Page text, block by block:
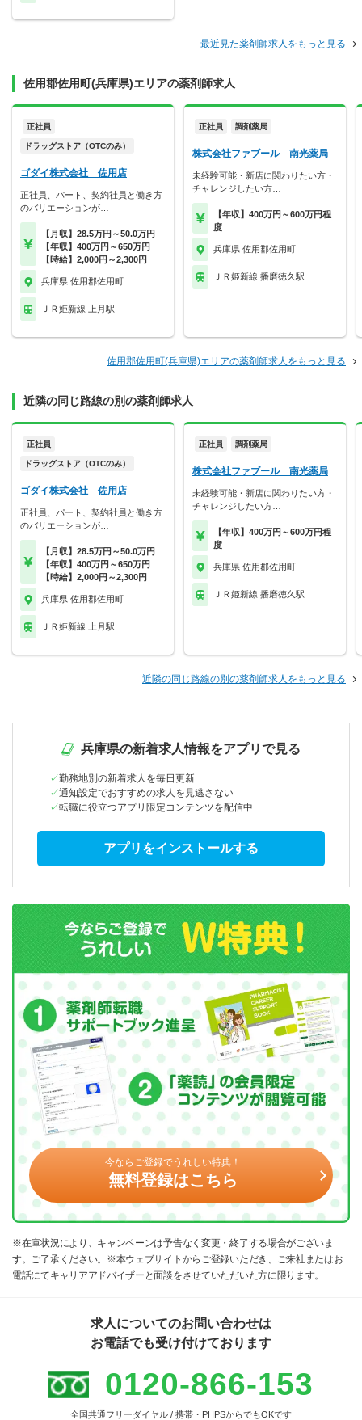
最近見た薬剤師求人をもっと見る
佐用郡佐用町(兵庫県)エリアの薬剤師求人
正社員
ドラッグストア（OTCのみ）
ゴダイ株式会社 佐用店
正社員、パート、契約社員と働き方
のバリエーションが…
【月収】28.5万円～50.0万円
【年収】400万円～650万円
【時給】2,000円～2,300円
兵庫県 佐用郡佐用町
ＪＲ姫新線 上月駅
正社員 調剤薬局
株式会社ファブール 南光薬局
未経験可能・新店に関わりたい方・
チャレンジしたい方…
【年収】400万円～600万円程
度
兵庫県 佐用郡佐用町
ＪＲ姫新線 播磨徳久駅
佐用郡佐用町(兵庫県)エリアの薬剤師求人をもっと見る
近隣の同じ路線の別の薬剤師求人
正社員
ドラッグストア（OTCのみ）
ゴダイ株式会社 佐用店
正社員、パート、契約社員と働き方
のバリエーションが…
【月収】28.5万円～50.0万円
【年収】400万円～650万円
【時給】2,000円～2,300円
兵庫県 佐用郡佐用町
ＪＲ姫新線 上月駅
正社員 調剤薬局
株式会社ファブール 南光薬局
未経験可能・新店に関わりたい方・
チャレンジしたい方…
【年収】400万円～600万円程
度
兵庫県 佐用郡佐用町
ＪＲ姫新線 播磨徳久駅
近隣の同じ路線の別の薬剤師求人をもっと見る
兵庫県の新着求人情報をアプリで見る
勤務地別の新着求人を毎日更新
通知設定でおすすめの求人を見逃さない
転職に役立つアプリ限定コンテンツを配信中
アプリをインストールする
今ならご登録でうれしい特典！
無料登録はこちら
※在庫状況により、キャンペーンは予告なく変更・終了する場合がございま
す。ご了承ください。※本ウェブサイトからご登録いただき、ご来社またはお
電話にてキャリアアドバイザーと面談をさせていただいた方に限ります。
求人についてのお問い合わせは
お電話でも受け付けております
0120-866-153
全国共通フリーダイヤル / 携帯・PHPSからでもOKです